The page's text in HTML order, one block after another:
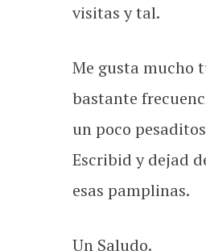
visitas y tal.
Me gusta mucho
bastante
un poco
Escribid y dejad
esas pamplinas.
Un Saludo.